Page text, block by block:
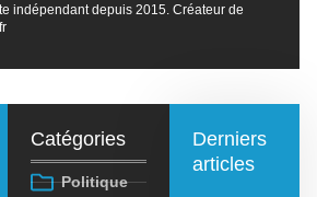
indépendant depuis 2015. Créateur de
Catégories
Politique
Derniers
articles